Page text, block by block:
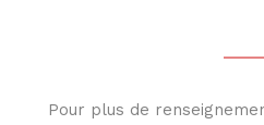
Pour plus de